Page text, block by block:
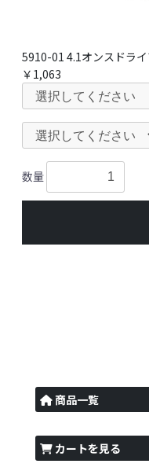
5910-01 4.1オンスドラ
￥1,063
数量
商品一覧
カートを見る